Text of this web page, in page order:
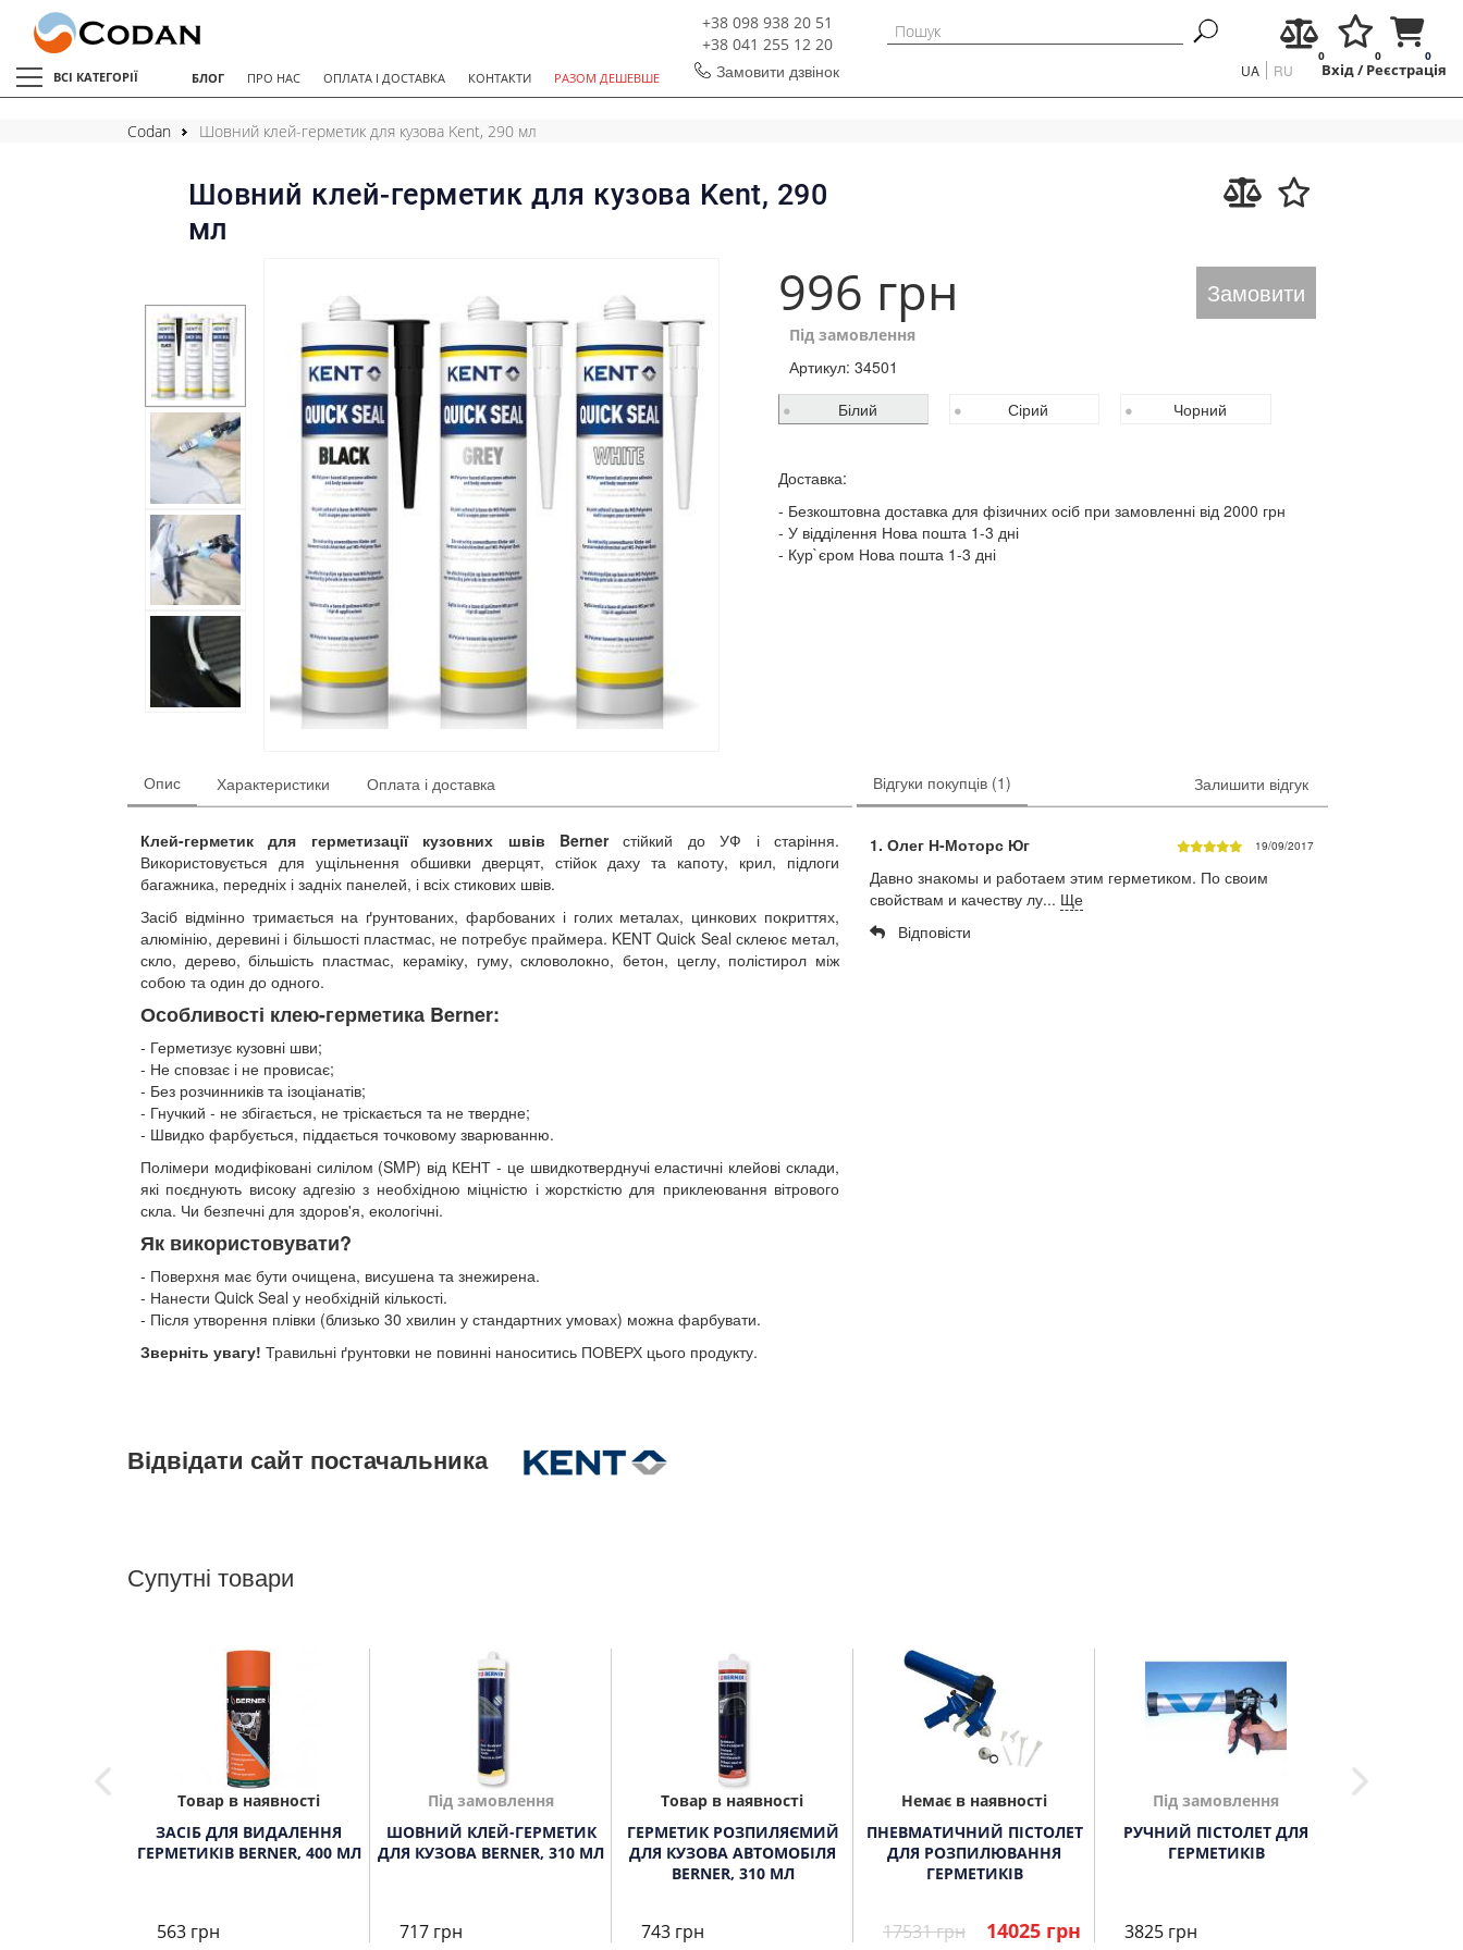
ВСІ КАТЕГОРІЇ БЛОГ ПРО НАС ОПЛАТА І ДОСТАВКА КОНТАКТИ РАЗОМ ДЕШЕВШЕ
+38 098 938 20 51
+38 041 255 12 20
Замовити дзвінок
0
0
0
Вхід/Реєстрація
UA RU
Codan Шовний клей-герметик для кузова Kent, 290 мл
Шовний клей-герметик для кузова Kent, 290
мл
996 грн Замовити
Під замовлення
Артикул: 34501
Білий
Сірий Чорний
Доставка:
Безкоштовна доставка для фізичних осіб при замовленні від 2000 грн
У відділення Нова пошта 1-3 дні
Кур`єром Нова пошта 1-3 дні
Опис Характеристики Оплата і доставка
Клей-герметик для герметизації кузовних швів Bernerстійкий до УФ і старіння.
Використовується для ущільнення обшивки дверцят, стійок даху та капоту, крил, підлоги
багажника, передніх і задніх панелей, і всіх стикових швів.
Засіб відмінно тримається на ґрунтованих, фарбованих і голих металах, цинкових покриттях,
алюмінію, деревині і більшості пластмас, не потребує праймера. KENT Quick Seal склеює метал,
скло, дерево, більшість пластмас, кераміку, гуму, скловолокно, бетон, цеглу, полістирол між
собою та один до одного.
Особливості клею-герметика Berner:
Герметизує кузовні шви;
Не сповзає і не провисає;
Без розчинників та ізоціанатів;
Гнучкий - не збігається, не тріскається та не твердне;
Швидко фарбується, піддається точковому зварюванню.
Полімери модифіковані силілом (SMP) від КЕНТ - це швидкотверднучі еластичні клейові склади,
які поєднують високу адгезію з необхідною міцністю і жорсткістю для приклеювання вітрового
скла. Чи безпечні для здоров'я, екологічні.
Як використовувати?
Поверхня має бути очищена, висушена та знежирена.
Нанести Quick Seal у необхідній кількості.
Після утворення плівки (близько 30 хвилин у стандартних умовах) можна фарбувати.
Зверніть увагу! Травильні ґрунтовки не повинні наноситись ПОВЕРХ цього продукту.
Відгуки покупців (1) Залишити відгук
1. Олег Н-Моторс Юг 19/09/2017
Давно знакомы и работаем этим герметиком. По своим
свойствам и качеству лу... Ще
Відповісти
Відвідати сайт постачальника
Супутні товари
Товар в наявності
ЗАСІБ ДЛЯ ВИДАЛЕННЯ
ГЕРМЕТИКІВ BERNER, 400 МЛ
563 грн
Під замовлення
ШОВНИЙ КЛЕЙ-ГЕРМЕТИК
ДЛЯ КУЗОВА BERNER, 310 МЛ
717 грн
Товар в наявності
ГЕРМЕТИК РОЗПИЛЯЄМИЙ
ДЛЯ КУЗОВА АВТОМОБІЛЯ
BERNER, 310 МЛ
743 грн
Немає в наявності
ПНЕВМАТИЧНИЙ ПІСТОЛЕТ
ДЛЯ РОЗПИЛЮВАННЯ
ГЕРМЕТИКІВ
17531 грн 14025 грн
Під замовлення
РУЧНИЙ ПІСТОЛЕТ ДЛЯ
ГЕРМЕТИКІВ
3825 грн